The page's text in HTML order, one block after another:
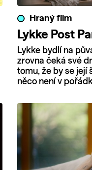
Hraný film
Lykke Post
Lykke bydlí na
zrovna čeká své
tomu, že by se její
něco není v